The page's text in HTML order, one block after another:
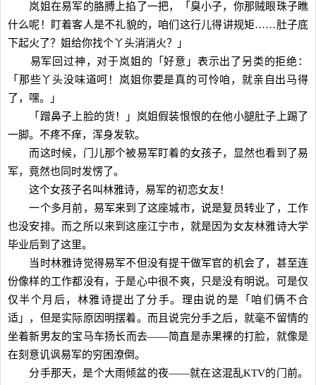
岚姐在易军的胳膊上掐了一把，「臭小子，你那贼眼珠子瞧
什么呢！盯着客人是不礼貌的，咱们这行儿得讲规矩……肚子底
下起火了？姐给你找个丫头消消火？」
易军回过神，对于岚姐的「好意」表示出了另类的拒绝：
「那些丫头没味道呵！岚姐你要是真的可怜咱，就亲自出马得
了，嘿。」
「蹭鼻子上脸的货！」岚姐假装恨恨的在他小腿肚子上踢了
一脚。不疼不痒，浑身发软。
而这时候，门儿那个被易军盯着的女孩子，显然也看到了易
军，竟然也同时发愣了。
这个女孩子名叫林雅诗，易军的初恋女友！
一个多月前，易军来到了这座城市，说是复员转业了，工作
也没安排。而之所以来到这座江宁市，就是因为女友林雅诗大学
毕业后到了这里。
当时林雅诗觉得易军不但没有提干做军官的机会了，甚至连
份像样的工作都没有，于是心中很不爽，只是没有明说。可是仅
仅半个月后，林雅诗提出了分手。理由说的是「咱们俩不合
适」，但是实际原因明摆着。而且说完分手之后，就毫不留情的
坐着新男友的宝马车扬长而去——简直是赤果裸的打脸，就像是
在刻意讥讽易军的穷困潦倒。
分手那天，是个大雨倾盆的夜——就在这混乱KTV的门前。